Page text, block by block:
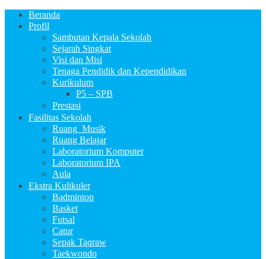
Beranda
Profil
Sambutan Kepala Sekolah
Sejarah Singkat
Visi dan Misi
Tenaga Pendidik dan Kependidikan
Kurikulum
P5 – SPB
Prestasi
Fasilitas Sekolah
Ruang_Musik
Ruang Belajar
Laboratorium Komputer
Laboratorium IPA
Aula
Ekstra Kulikuler
Badminton
Basket
Futsal
Catur
Sepak Taqraw
Taekwondo